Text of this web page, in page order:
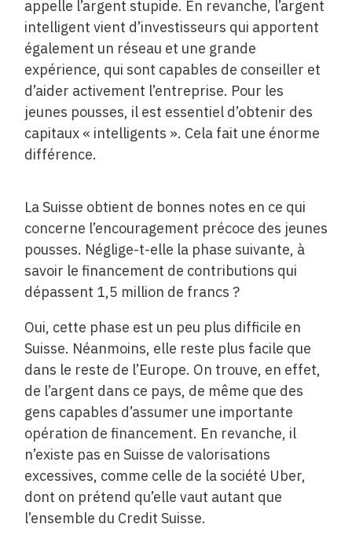
appelle l’argent stupide. En revanche, l’argent
intelligent vient d’investisseurs qui apportent
également un réseau et une grande
expérience, qui sont capables de conseiller et
d’aider activement l’entreprise. Pour les
jeunes pousses, il est essentiel d’obtenir des
capitaux « intelligents ». Cela fait une énorme
différence.
La Suisse obtient de bonnes notes en ce qui
concerne l’encouragement précoce des jeunes
pousses. Néglige-t-elle la phase suivante, à
savoir le financement de contributions qui
dépassent 1,5 million de francs ?
Oui, cette phase est un peu plus difficile en
Suisse. Néanmoins, elle reste plus facile que
dans le reste de l’Europe. On trouve, en effet,
de l’argent dans ce pays, de même que des
gens capables d’assumer une importante
opération de financement. En revanche, il
n’existe pas en Suisse de valorisations
excessives, comme celle de la société Uber,
dont on prétend qu’elle vaut autant que
l’ensemble du Credit Suisse.